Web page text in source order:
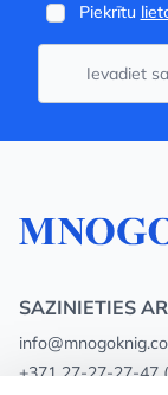
Piekrītu
SAZINIETIES
+371 27-27-27-47